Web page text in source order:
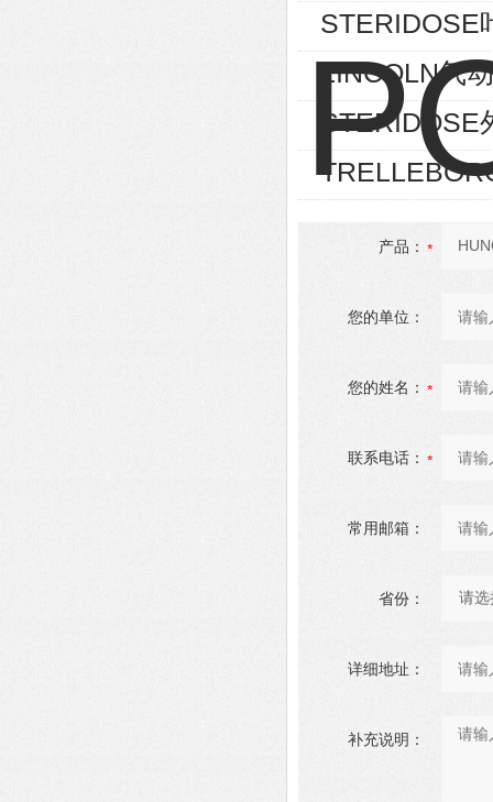
STERIDOSE
LINCOLN气
产品：
您的单位：
您的姓名：
联系电话：
常用邮箱：
省份：
详细地址：
补充说明：